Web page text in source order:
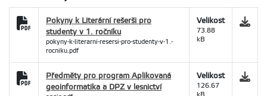
Pokyny k Literární rešerši pro
studenty v 1. ročníku
pokyny-k-literarni-resersi-pro-studenty-v-1.-
rocniku.pdf
Velikost
73.88
kB
Předměty pro program Aplikovaná
geoinformatika a DPZ v lesnictví
Velikost
126.67
kB